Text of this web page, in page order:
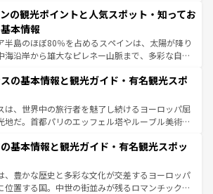
スカーナの美しい田園風景やアマルフィ海岸の絶
自然景観も見逃せない。観光の合間には、本場の
スタなど、絶品のイタリア料理を堪能することも
朝目覚めてから夜眠るまで、すべての瞬間を楽し
着のイタリア情報はコンテンツ一覧を参照してほ
の観光ポイントと人気スポット・知ってお
本情報
半島のほぼ80％を占めるスペインは、太陽が降り
海沿岸から雄大なピレネー山脈まで、多彩な自然
付くこの国では、情熱的なフラメンコ、熱気あふ
、そして美味しいタパスが生活の一部となってい
マドリードの洗練された雰囲気や、バルセロナの
溢れた街角から、地方では古代ローマ遺跡や中世
方によって風土や気候が異なるスペインはその個
一覧 を参照してほしい。
の基本情報と観光ガイド・有名観光スポ
は、世界中の旅行者を魅了し続けるヨーロッパ屈
地だ。首都パリのエッフェル塔やルーブル美術館
い魅力が詰まっている。華麗な宮殿、歴史的な大
しいビーチ、そして豊かな自然が、訪れる者を心
する。また、フランスは美食の国としても知ら
ンス料理はユネスコ無形文化遺産にも登録されて
基本情報と観光ガイド・有名観光スポッ
、豊かな歴史と多彩な文化が交差するヨーロッパ
位置する国。中世の街並みが残るロマンチック街